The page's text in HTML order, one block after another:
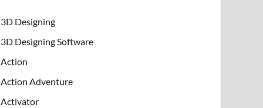
3D Designing
3D Designing Software
Action
Action Adventure
Activator